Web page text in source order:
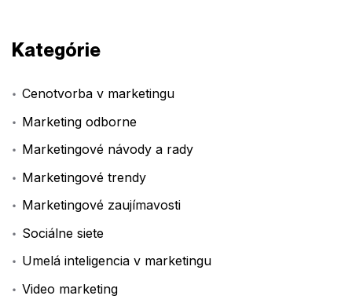
Kategórie
Cenotvorba v marketingu
Marketing odborne
Marketingové návody a rady
Marketingové trendy
Marketingové zaujímavosti
Sociálne siete
Umelá inteligencia v marketingu
Video marketing